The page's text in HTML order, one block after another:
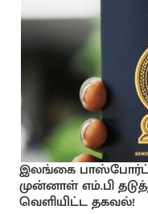
இலங்கை பாஸ்போர்ட்
முன்னாள் எம்.பி
வெளியிட்ட தகவல்!